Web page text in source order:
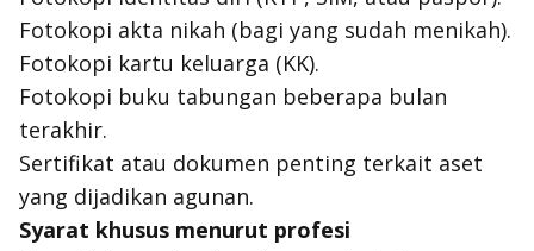
Fotokopi akta nikah (bagi yang sudah menikah).
Fotokopi kartu keluarga (KK).
Fotokopi buku tabungan beberapa bulan
terakhir.
Sertifikat atau dokumen penting terkait aset
yang dijadikan agunan.
Syarat khusus menurut profesi